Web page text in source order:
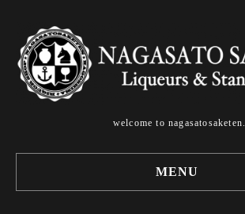
welcome to nagasatosaketen.
MENU